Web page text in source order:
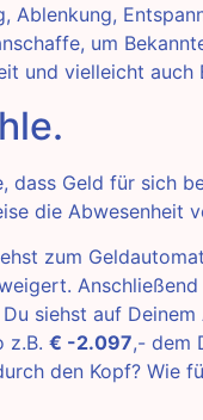
Ablenkung,
um
und vielleicht auch
dass Geld für sich
die Abwesenheit
zum
siehst auf
z.B. € -2.097,- dem
den Kopf? Wie